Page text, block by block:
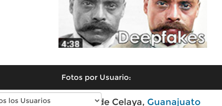
Fotos por Usuario:
Fotos modernas de Celaya, Guanajuato